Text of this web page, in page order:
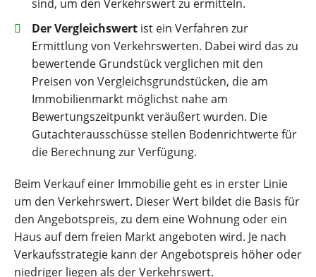
sind, um den Verkehrswert zu ermitteln.
Der Vergleichswert ist ein Verfahren zur
Ermittlung von Verkehrswerten. Dabei wird das zu
bewertende Grundstück verglichen mit den
Preisen von Vergleichsgrundstücken, die am
Immobilienmarkt möglichst nahe am
Bewertungszeitpunkt veräußert wurden. Die
Gutachterausschüsse stellen Bodenrichtwerte für
die Berechnung zur Verfügung.
Beim Verkauf einer Immobilie geht es in erster Linie
um den Verkehrswert. Dieser Wert bildet die Basis für
den Angebotspreis, zu dem eine Wohnung oder ein
Haus auf dem freien Markt angeboten wird. Je nach
Verkaufsstrategie kann der Angebotspreis höher oder
niedriger liegen als der Verkehrswert.